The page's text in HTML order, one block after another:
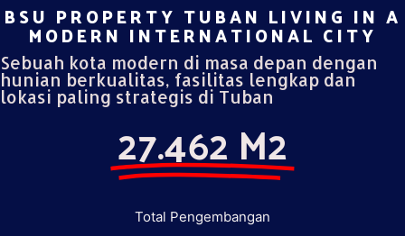
BSU PROPERTY TUBAN LIVING IN A
MODERN INTERNATIONAL CITY​
Sebuah kota modern di masa depan dengan
hunian berkualitas, fasilitas lengkap dan
lokasi paling strategis di Tuban
27.462 M2
Total Pengembangan